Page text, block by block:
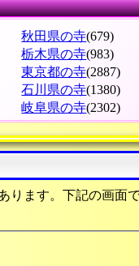
秋田県の寺(679)
栃木県の寺(983)
東京都の寺(2887)
石川県の寺(1380)
岐阜県の寺(2302)
ます。下記の画面